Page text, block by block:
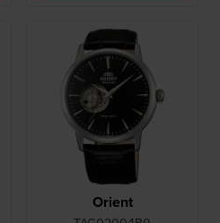
Orient